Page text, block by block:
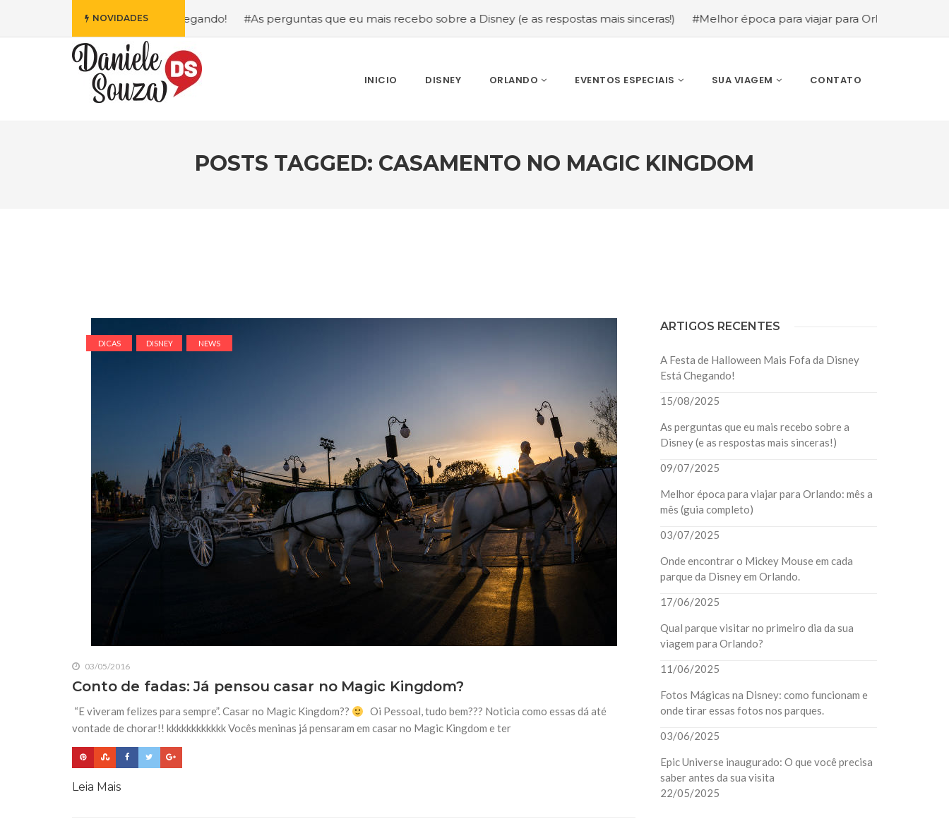
NOVIDADES
Fofa da Disney Está Chegando! #As perguntas que eu mais recebo sobre a Disney (e as respostas mais sinceras!) #Melhor época para viajar para Orlando: mês a mês
INICIO DISNEY ORLANDO EVENTOS ESPECIAIS SUA VIAGEM CONTATO
POSTS TAGGED: CASAMENTO NO MAGIC KINGDOM
DICAS DISNEY NEWS
03/05/2016
Conto de fadas: Já pensou casar no Magic Kingdom?
“E viveram felizes para sempre”. Casar no Magic Kingdom??
Oi Pessoal, tudo bem??? Noticia como essas dá até
vontade de chorar!! kkkkkkkkkkkk Vocês meninas já pensaram em casar no Magic Kingdom e ter
Leia Mais
ARTIGOS RECENTES
A Festa de Halloween Mais Fofa da Disney
Está Chegando!
15/08/2025
As perguntas que eu mais recebo sobre a
Disney (e as respostas mais sinceras!)
09/07/2025
Melhor época para viajar para Orlando: mês a
mês (guia completo)
03/07/2025
Onde encontrar o Mickey Mouse em cada
parque da Disney em Orlando.
17/06/2025
Qual parque visitar no primeiro dia da sua
viagem para Orlando?
11/06/2025
Fotos Mágicas na Disney: como funcionam e
onde tirar essas fotos nos parques.
03/06/2025
Epic Universe inaugurado: O que você precisa
saber antes da sua visita
22/05/2025